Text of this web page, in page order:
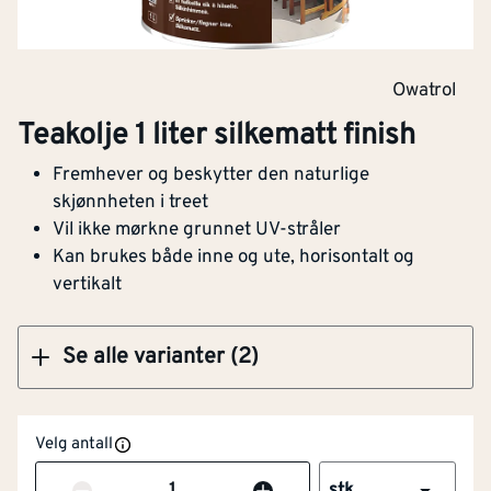
Owatrol
Teakolje 1 liter silkematt finish
Fremhever og beskytter den naturlige
skjønnheten i treet
Vil ikke mørkne grunnet UV-stråler
Kan brukes både inne og ute, horisontalt og
vertikalt
Se alle varianter (2)
Klikk og hent
Teakolje 0,5 liter silkematt finish
Klikk og hent
Velg antall
Egnet for treverk Ja
Egnet for
dør/vindu/detalj
Ja
Egnet for mur/betong
Egnet for tak Nei
påføringstemperatur
[°c]
Bruksklar